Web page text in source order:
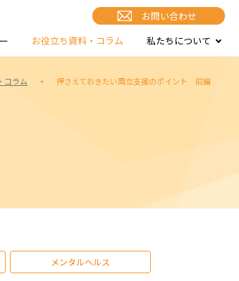
お問い合わせ
お役立ち資料・コラム 私たちについて
コラム ・ 押さえておきたい両立支援のポイント 前編
メンタルヘルス